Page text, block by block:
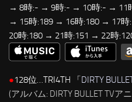
→ 8時:- → 9時:- → 10時:- → 11
→ 15時:189 → 16時:180 → 17
20時:180 → 21時:151 → 22時
●128位…TRI4TH 「 DIRTY
(アルバム: DIRTY BULLET TV